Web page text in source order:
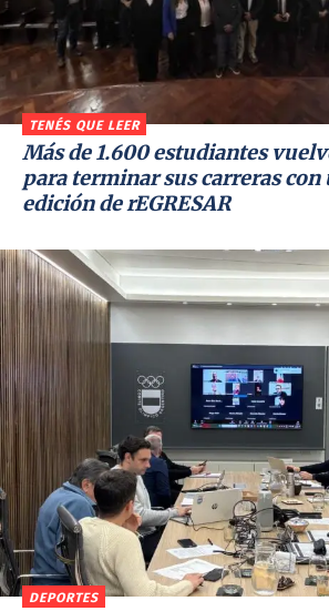
TENÉS QUE LEER
Más de 1.600 estudiantes
para terminar sus carreras con
edición de rEGRESAR
DEPORTES